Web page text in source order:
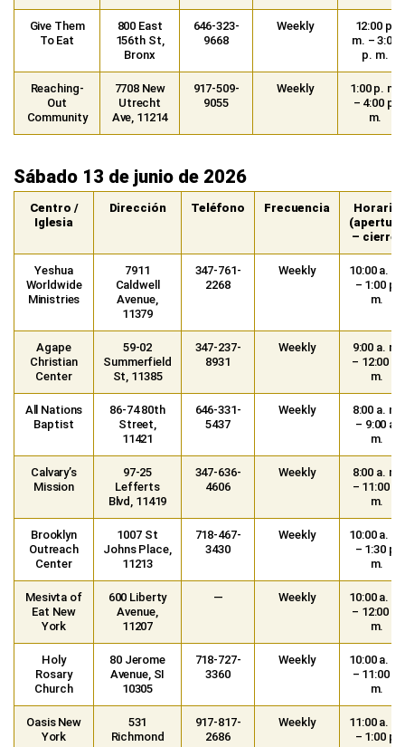
Give Them
To Eat
800 East
156th St,
Bronx
646-323-
9668
Weekly
12:00 p.
m. – 3:00
p. m.
Reaching-
Out
Community
7708 New
Utrecht
Ave, 11214
917-509-
9055
Weekly
1:00 p. m.
– 4:00 p.
m.
Sábado 13 de junio de 2026
Centro /
Iglesia
Dirección Teléfono Frecuencia
Horario
(apertura
– cierre)
Yeshua
Worldwide
Ministries
7911
Caldwell
Avenue,
11379
347-761-
2268
Weekly
10:00 a. m.
– 1:00 p.
m.
Agape
Christian
Center
59-02
Summerfield
St, 11385
347-237-
8931
Weekly
9:00 a. m.
– 12:00 p.
m.
All Nations
Baptist
86-74 80th
Street,
11421
646-331-
5437
Weekly
8:00 a. m.
– 9:00 a.
m.
Calvary’s
Mission
97-25
Lefferts
Blvd, 11419
347-636-
4606
Weekly
8:00 a. m.
– 11:00 a.
m.
Brooklyn
Outreach
Center
1007 St
Johns Place,
11213
718-467-
3430
Weekly
10:00 a. m.
– 1:30 p.
m.
Mesivta of
Eat New
York
600 Liberty
Avenue,
11207
— Weekly
10:00 a. m.
– 12:00 p.
m.
Holy
Rosary
Church
80 Jerome
Avenue, SI
10305
718-727-
3360
Weekly
10:00 a. m.
– 11:00 a.
m.
Oasis New
York
531
Richmond
917-817-
2686
Weekly
11:00 a. m.
– 1:00 p.